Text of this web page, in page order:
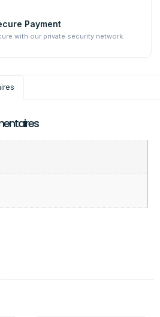
Payment
with our private security network.